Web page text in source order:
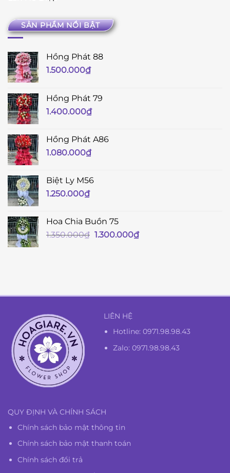
SẢN PHẨM NỔI BẬT
Hồng Phát 88
1.500.000₫
Hồng Phát 79
1.400.000₫
Hồng Phát A86
1.080.000₫
Biệt Ly M56
1.250.000₫
Hoa Chia Buồn 75
1.350.000₫ Giá
1.300.000₫Giá
LIÊN HỆ
Hotline:0971.98.98.43
Zalo: 0971.98.98.43
QUY ĐỊNH VÀ CHÍNH SÁCH
Chính sách bảo mật thông tin
Chính sách bảo mật thanh toán
Chính sách đổi trả